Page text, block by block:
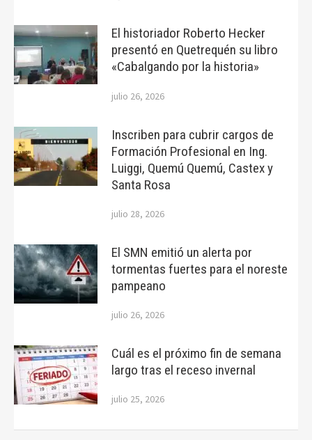
El historiador Roberto Hecker
presentó en Quetrequén su libro
«Cabalgando por la historia»
julio 26, 2026
Inscriben para cubrir cargos de
Formación Profesional en Ing.
Luiggi, Quemú Quemú, Castex y
Santa Rosa
julio 28, 2026
El SMN emitió un alerta por
tormentas fuertes para el noreste
pampeano
julio 26, 2026
Cuál es el próximo fin de semana
largo tras el receso invernal
julio 25, 2026